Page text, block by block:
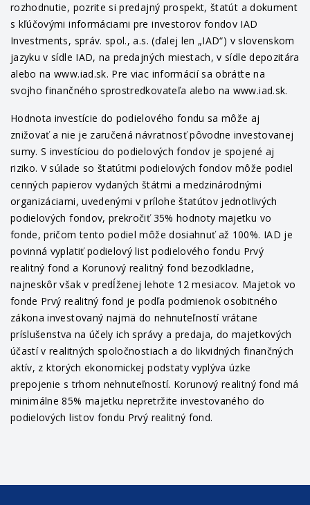
rozhodnutie, pozrite si predajný prospekt, štatút a dokument
s kľúčovými informáciami pre investorov fondov IAD
Investments, správ. spol., a.s. (ďalej len „IAD“) v slovenskom
jazyku v sídle IAD, na predajných miestach, v sídle depozitára
alebo na www.iad.sk. Pre viac informácií sa obráťte na
svojho finančného sprostredkovateľa alebo na www.iad.sk.
Hodnota investície do podielového fondu sa môže aj
znižovať a nie je zaručená návratnosť pôvodne investovanej
sumy. S investíciou do podielových fondov je spojené aj
riziko. V súlade so štatútmi podielových fondov môže podiel
cenných papierov vydaných štátmi a medzinárodnými
organizáciami, uvedenými v prílohe štatútov jednotlivých
podielových fondov, prekročiť 35% hodnoty majetku vo
fonde, pričom tento podiel môže dosiahnuť až 100%. IAD je
povinná vyplatiť podielový list podielového fondu Prvý
realitný fond a Korunový realitný fond bezodkladne,
najneskôr však v predĺženej lehote 12 mesiacov. Majetok vo
fonde Prvý realitný fond je podľa podmienok osobitného
zákona investovaný najmä do nehnuteľností vrátane
príslušenstva na účely ich správy a predaja, do majetkových
účastí v realitných spoločnostiach a do likvidných finančných
aktív, z ktorých ekonomickej podstaty vyplýva úzke
prepojenie s trhom nehnuteľností. Korunový realitný fond má
minimálne 85% majetku nepretržite investovaného do
podielových listov fondu Prvý realitný fond.